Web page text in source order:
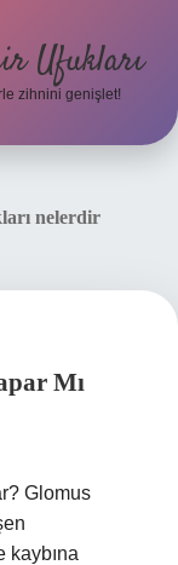
Ufukları
zihnini genişlet!
nelerdir
Mı
Glomus
kaybına